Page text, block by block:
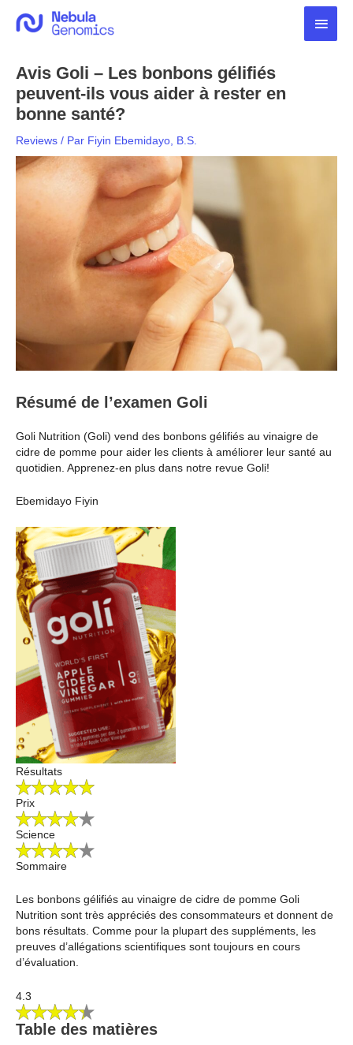
Avis Goli – Les bonbons gélifiés
peuvent-ils vous aider à rester en
bonne santé?
Reviews / Par Fiyin Ebemidayo, B.S.
Résumé de l’examen Goli
Goli Nutrition (Goli) vend des bonbons gélifiés au vinaigre de
cidre de pomme pour aider les clients à améliorer leur santé au
quotidien. Apprenez-en plus dans notre revue Goli!
Ebemidayo Fiyin
Résultats
Prix
Science
Sommaire
Les bonbons gélifiés au vinaigre de cidre de pomme Goli
Nutrition sont très appréciés des consommateurs et donnent de
bons résultats. Comme pour la plupart des suppléments, les
preuves d’allégations scientifiques sont toujours en cours
d’évaluation.
4.3
Table des matières